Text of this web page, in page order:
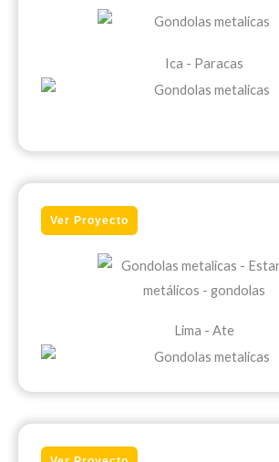
Ica - Paracas
Ver Proyecto
Lima - Ate